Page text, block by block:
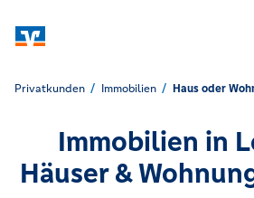
Privatkunden Immobilien Haus oder
Immobilien in
Häuser &